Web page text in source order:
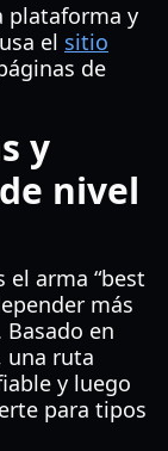
plataforma y
el sitio
de
y
nivel
el arma “best
más
en
una ruta
y luego
para tipos